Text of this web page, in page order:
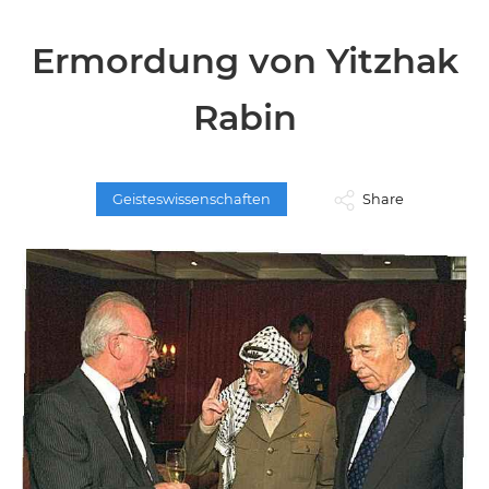
Ermordung von Yitzhak
Rabin
Geisteswissenschaften Share